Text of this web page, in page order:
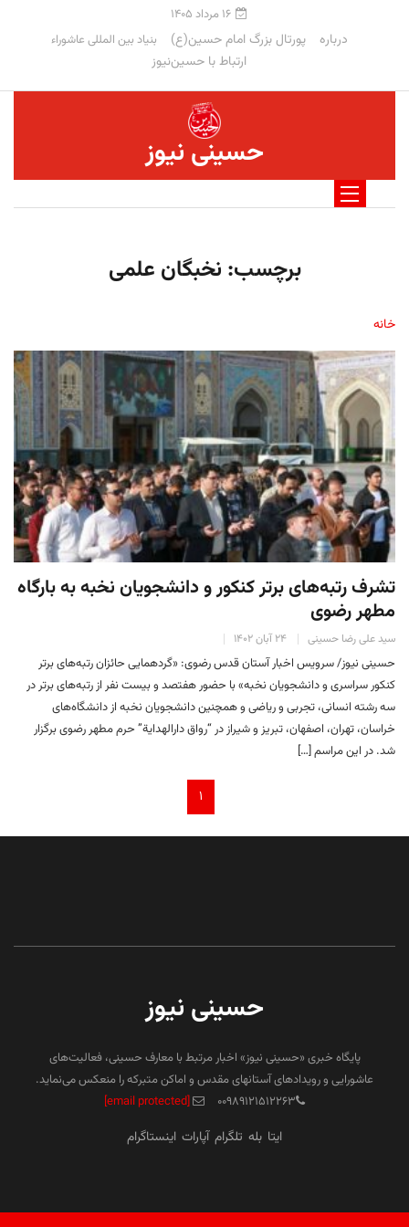
۱۶ مرداد ۱۴۰۵
درباره پورتال بزرگ امام حسین(ع) بنیاد بین المللی عاشوراء
ارتباط با حسین‌نیوز
حسینی نیوز
برچسب: نخبگان علمی
خانه
تشرف رتبه‌های برتر کنکور و دانشجویان نخبه به بارگاه
مطهر رضوی
سید علی رضا حسینی ۲۴ آبان ۱۴۰۲
حسینی نیوز/ سرویس اخبار آستان قدس رضوی: «گردهمایی حائزان رتبه‌های برتر
کنکور سراسری و دانشجویان نخبه» با حضور هفتصد و بیست نفر از رتبه‌های برتر در
سه رشته انسانی، تجربی و ریاضی و همچنین دانشجویان نخبه از دانشگاه‌های
خراسان، تهران، اصفهان، تبریز و شیراز در “رواق دارالهدایة” حرم مطهر رضوی برگزار
شد. در این مراسم […]
۱
حسینی نیوز
پایگاه خبری «حسینی نیوز» اخبار مرتبط با معارف حسینی، فعالیت‌های
عاشورایی و رویدادهای آستانهای مقدس و اماکن متبرکه را منعکس می‌نماید.
۰۰۹۸۹۱۲۱۵۱۲۲۶۳
[email protected]
ایتا بله تلگرام آپارات اینستاگرام